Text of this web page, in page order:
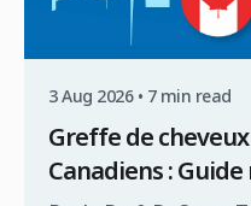
3 Aug 2026 • 7 min read
Greffe de
Canadiens :